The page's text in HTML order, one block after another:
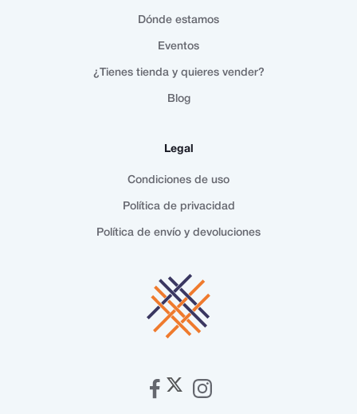
Dónde estamos
Eventos
¿Tienes tienda y quieres vender?
Blog
Legal
Condiciones de uso
Política de privacidad
Política de envío y devoluciones